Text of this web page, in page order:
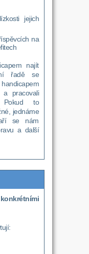
jejich
na
najít
řadě se
a pracovali
Pokud to
jednáme
se nám
a další